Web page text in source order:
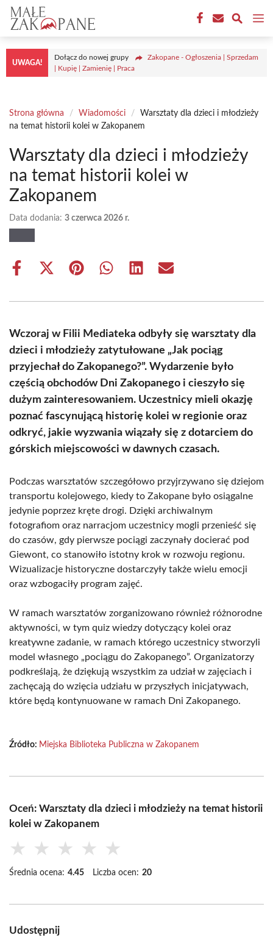
Przejdź
treści
UWAGA!
Dołącz do nowej grupy
Zakopane - Ogłoszenia | Sprzedam
| Kupię | Zamienię | Praca
Strona główna / Wiadomości /
Warsztaty dla dzieci i młodzieży
na temat historii kolei w Zakopanem
Warsztaty dla dzieci i młodzieży
na temat historii kolei w
Zakopanem
Data dodania: 3 czerwca 2026 r.
Share
Share
(Twitter)
Share Share Share Share
Wczoraj w Filii Mediateka odbyły się warsztaty dla
dzieci i młodzieży zatytułowane „Jak pociąg
przyjechał do Zakopanego?”. Wydarzenie było
częścią obchodów Dni Zakopanego i cieszyło się
dużym zainteresowaniem. Uczestnicy mieli okazję
poznać fascynującą historię kolei w regionie oraz
odkryć, jakie wyzwania wiązały się z dotarciem do
górskich miejscowości w dawnych czasach.
Podczas warsztatów szczegółowo przyjrzywano się dziejom
transportu kolejowego, kiedy to Zakopane było osiągalne
jedynie poprzez kręte drogi. Dzięki archiwalnym
fotografiom oraz narracjom uczestnicy mogli przenieść się
do czasów, gdy pierwsze pociągi zaczynały docierać pod
Giewont, co stanowiło istotny krok w rozwoju regionu.
Wizualizacje historyczne dostarczyły także wielu emocji
oraz wzbogaciły program zajęć.
W ramach warsztatów zorganizowano również różnorodne
aktywności, w tym quiz wiedzy dotyczący kolei oraz
kreatywne zadanie, w ramach którego uczestnicy stworzyli
model własnego „pociągu do Zakopanego”. Organizatorzy
podkreślają, że dziękują wszystkim za udział w zajęciach i
zachęcają do wzięcia udziału w przyszłych inicjatywach,
które będą kontynuowane w ramach Dni Zakopanego.
Źródło: Miejska Biblioteka Publiczna w Zakopanem
Oceń: Warsztaty dla dzieci i młodzieży na temat historii
kolei w Zakopanem
★ ★ ★ ★ ★
Średnia ocena: 4.45 Liczba ocen: 20
Udostępnij